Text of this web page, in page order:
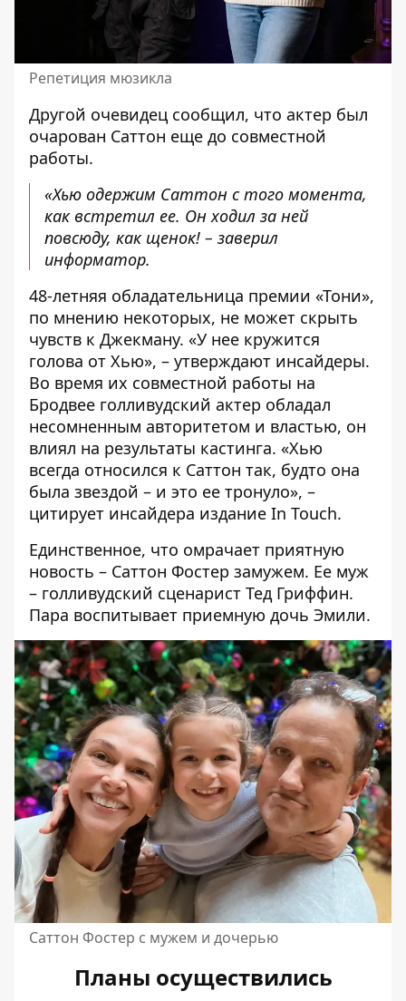
Репетиция мюзикла
Другой очевидец сообщил, что актер был
очарован Саттон еще до совместной
работы.
«Хью одержим Саттон с того момента,
как встретил ее. Он ходил за ней
повсюду, как щенок! – заверил
информатор.
48-летняя обладательница премии «Тони»,
по мнению некоторых, не может скрыть
чувств к Джекману. «У нее кружится
голова от Хью», – утверждают инсайдеры.
Во время их совместной работы на
Бродвее голливудский актер обладал
несомненным авторитетом и властью, он
влиял на результаты кастинга. «Хью
всегда относился к Саттон так, будто она
была звездой – и это ее тронуло», –
цитирует инсайдера издание In Touch.
Единственное, что омрачает приятную
новость – Саттон Фостер замужем. Ее муж
– голливудский сценарист Тед Гриффин.
Пара воспитывает приемную дочь Эмили.
Саттон Фостер с мужем и дочерью
Планы осуществились